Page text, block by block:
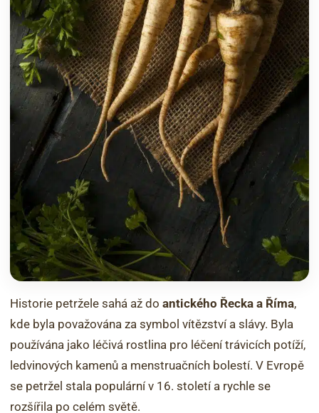
Historie petržele sahá až do antického Řecka a Říma,
kde byla považována za symbol vítězství a slávy. Byla
používána jako léčivá rostlina pro léčení trávicích potíží,
ledvinových kamenů a menstruačních bolestí. V Evropě
se petržel stala populární v 16. století a rychle se
rozšířila po celém světě.